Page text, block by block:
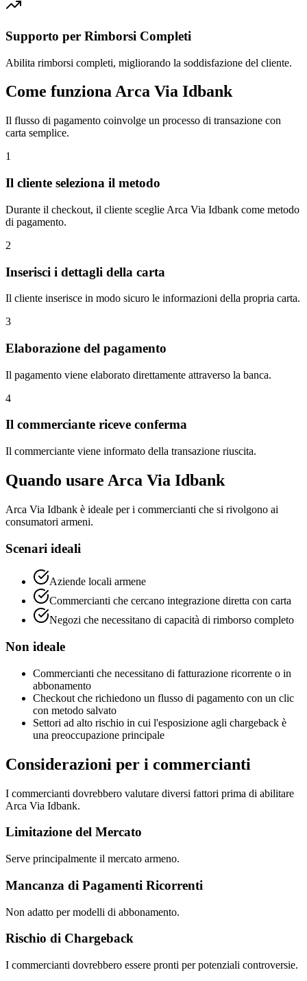
Supporto per Rimborsi Completi
Abilita rimborsi completi, migliorando la soddisfazione del cliente.
Come funziona Arca Via Idbank
Il flusso di pagamento coinvolge un processo di transazione con
carta semplice.
1
Il cliente seleziona il metodo
Durante il checkout, il cliente sceglie Arca Via Idbank come metodo
di pagamento.
2
Inserisci i dettagli della carta
Il cliente inserisce in modo sicuro le informazioni della propria carta.
3
Elaborazione del pagamento
Il pagamento viene elaborato direttamente attraverso la banca.
4
Il commerciante riceve conferma
Il commerciante viene informato della transazione riuscita.
Quando usare Arca Via Idbank
Arca Via Idbank è ideale per i commercianti che si rivolgono ai
consumatori armeni.
Scenari ideali
Aziende locali armene
Commercianti che cercano integrazione diretta con carta
Negozi che necessitano di capacità di rimborso completo
Non ideale
Commercianti che necessitano di fatturazione ricorrente o in
abbonamento
Checkout che richiedono un flusso di pagamento con un clic
con metodo salvato
Settori ad alto rischio in cui l'esposizione agli chargeback è
una preoccupazione principale
Considerazioni per i commercianti
I commercianti dovrebbero valutare diversi fattori prima di abilitare
Arca Via Idbank.
Limitazione del Mercato
Serve principalmente il mercato armeno.
Mancanza di Pagamenti Ricorrenti
Non adatto per modelli di abbonamento.
Rischio di Chargeback
I commercianti dovrebbero essere pronti per potenziali controversie.